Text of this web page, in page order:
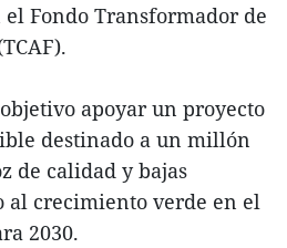
Fondo Transformador de
apoyar un proyecto
destinado a un millón
de calidad y bajas
al crecimiento verde en el
2030.